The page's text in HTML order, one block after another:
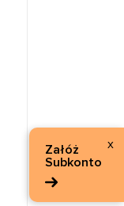
Załóż
Subkonto
x